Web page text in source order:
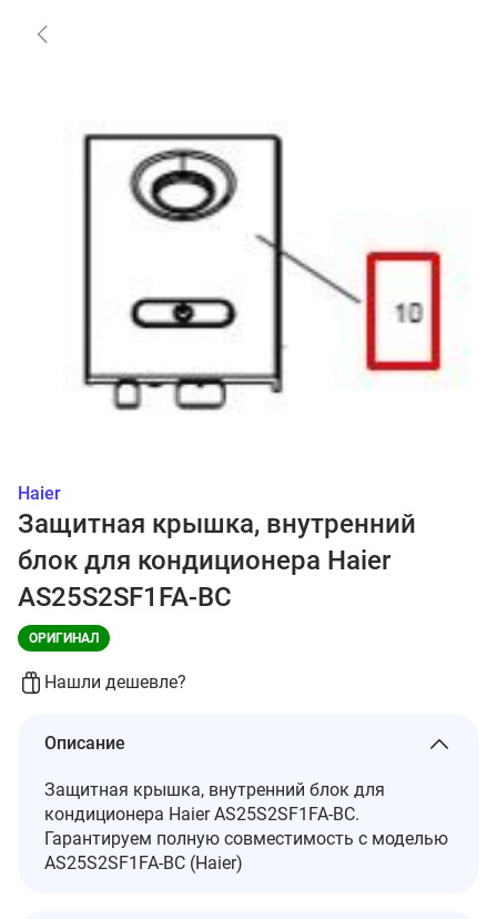
Haier
Защитная крышка, внутренний
блок для кондиционера Haier
AS25S2SF1FA-BC
ОРИГИНАЛ
Нашли дешевле?
Описание
Защитная крышка, внутренний блок для
кондиционера Haier AS25S2SF1FA-BC.
Гарантируем полную совместимость с моделью
AS25S2SF1FA-BC (Haier)